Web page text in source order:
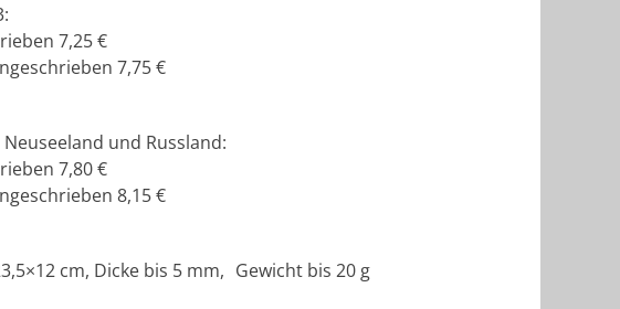
7,25 €
7,75 €
und Russland:
7,80 €
8,15 €
cm, Dicke bis 5 mm, Gewicht bis 20 g